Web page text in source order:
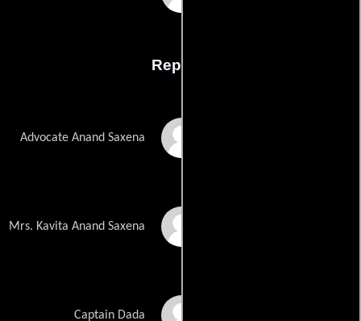
Reparto
Advocate Anand Saxena
Mrs. Kavita Anand Saxena
Captain Dada